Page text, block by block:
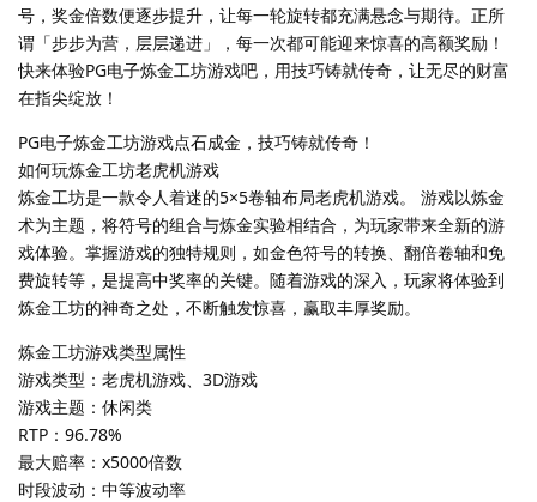
号，奖金倍数便逐步提升，让每一轮旋转都充满悬念与期待。正所
谓「步步为营，层层递进」，每一次都可能迎来惊喜的高额奖励！
快来体验PG电子炼金工坊游戏吧，用技巧铸就传奇，让无尽的财富
在指尖绽放！
PG电子炼金工坊游戏点石成金，技巧铸就传奇！
如何玩炼金工坊老虎机游戏
炼金工坊是一款令人着迷的5×5卷轴布局老虎机游戏。 游戏以炼金
术为主题，将符号的组合与炼金实验相结合，为玩家带来全新的游
戏体验。掌握游戏的独特规则，如金色符号的转换、翻倍卷轴和免
费旋转等，是提高中奖率的关键。随着游戏的深入，玩家将体验到
炼金工坊的神奇之处，不断触发惊喜，赢取丰厚奖励。
炼金工坊游戏类型属性
游戏类型：老虎机游戏、3D游戏
游戏主题：休闲类
RTP：96.78%
最大赔率：x5000倍数
时段波动：中等波动率